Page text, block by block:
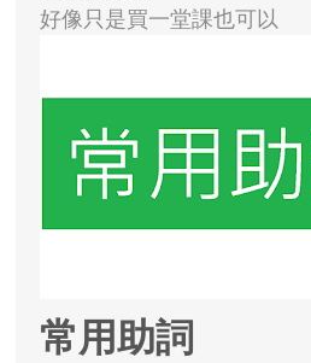
好像只是買一堂課也可以
常用助詞